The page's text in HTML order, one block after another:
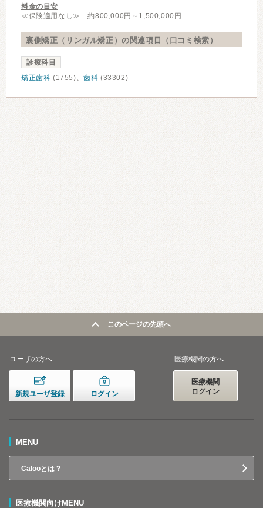
料金の目安
≪保険適用なし≫ 約800,000円～1,500,000円
裏側矯正（リンガル矯正）の関連項目（口コミ検索）
診療科目
矯正歯科 (1755)、歯科 (33302)
このページの先頭へ
ユーザの方へ
新規ユーザ登録 ログイン
医療機関の方へ
医療機関
ログイン
MENU
Calooとは？
医療機関向けMENU